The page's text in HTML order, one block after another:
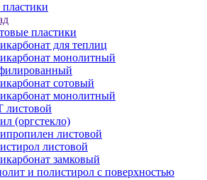
пластики
для теплиц
монолитный
сотовый
монолитный
(оргстекло)
листовой
листовой
замковый
и полистирол с поверхностью